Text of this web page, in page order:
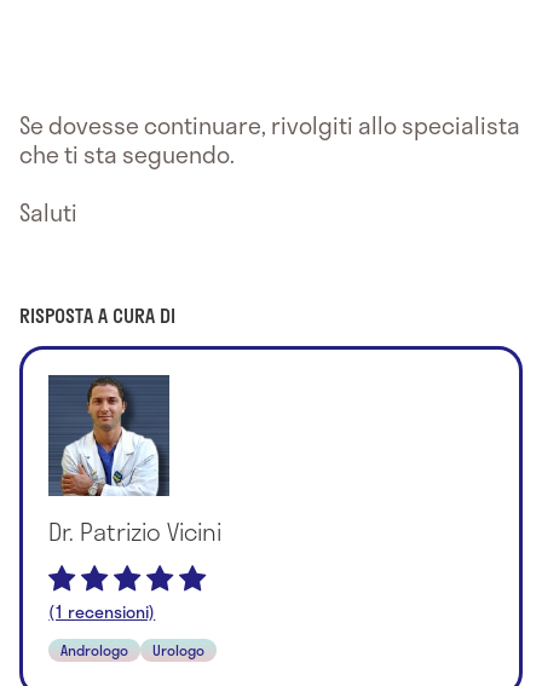
Se dovesse continuare, rivolgiti allo specialista
che ti sta seguendo.
Saluti
RISPOSTA A CURA DI
Dr. Patrizio Vicini
(1 recensioni)
Andrologo Urologo